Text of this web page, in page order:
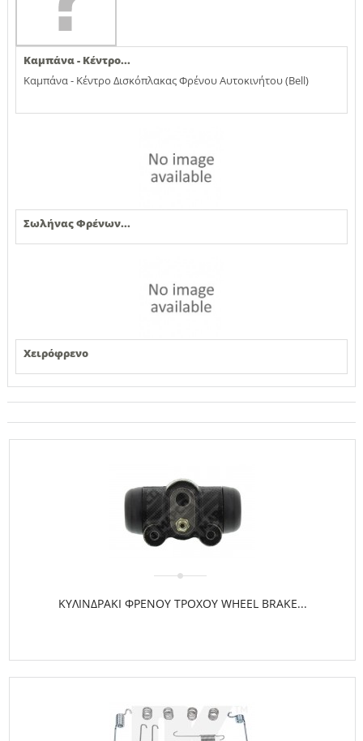
Καμπάνα - Κέντρο...
Καμπάνα - Κέντρο Δισκόπλακας Φρένου Αυτοκινήτου (Bell)
Σωλήνας Φρένων...
Χειρόφρενο
ΚΥΛΙΝΔΡΑΚΙ ΦΡΕΝΟΥ ΤΡΟΧΟΥ WHEEL BRAKE...